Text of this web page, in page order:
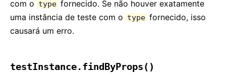
com o type fornecido. Se não houver exatamente
uma instância de teste com o type fornecido, isso
causará um erro.
testInstance.findByProps()